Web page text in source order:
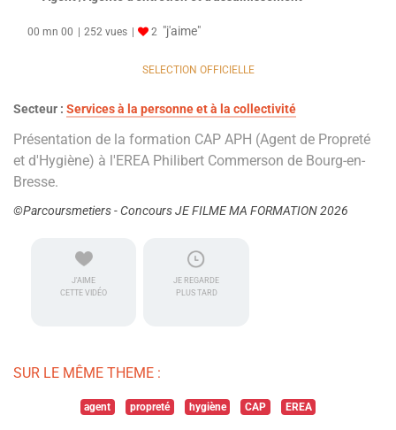
00 mn 00 252 vues 2 "j'aime"
SELECTION OFFICIELLE
Secteur : Services à la personne et à la collectivité
Présentation de la formation CAP APH (Agent de Propreté
et d'Hygiène) à l'EREA Philibert Commerson de Bourg-en-
Bresse.
©Parcoursmetiers - Concours JE FILME MA FORMATION 2026
J'AIME
CETTE VIDÉO
JE REGARDE
PLUS TARD
SUR LE MÊME THEME :
agent propreté hygiène CAP EREA